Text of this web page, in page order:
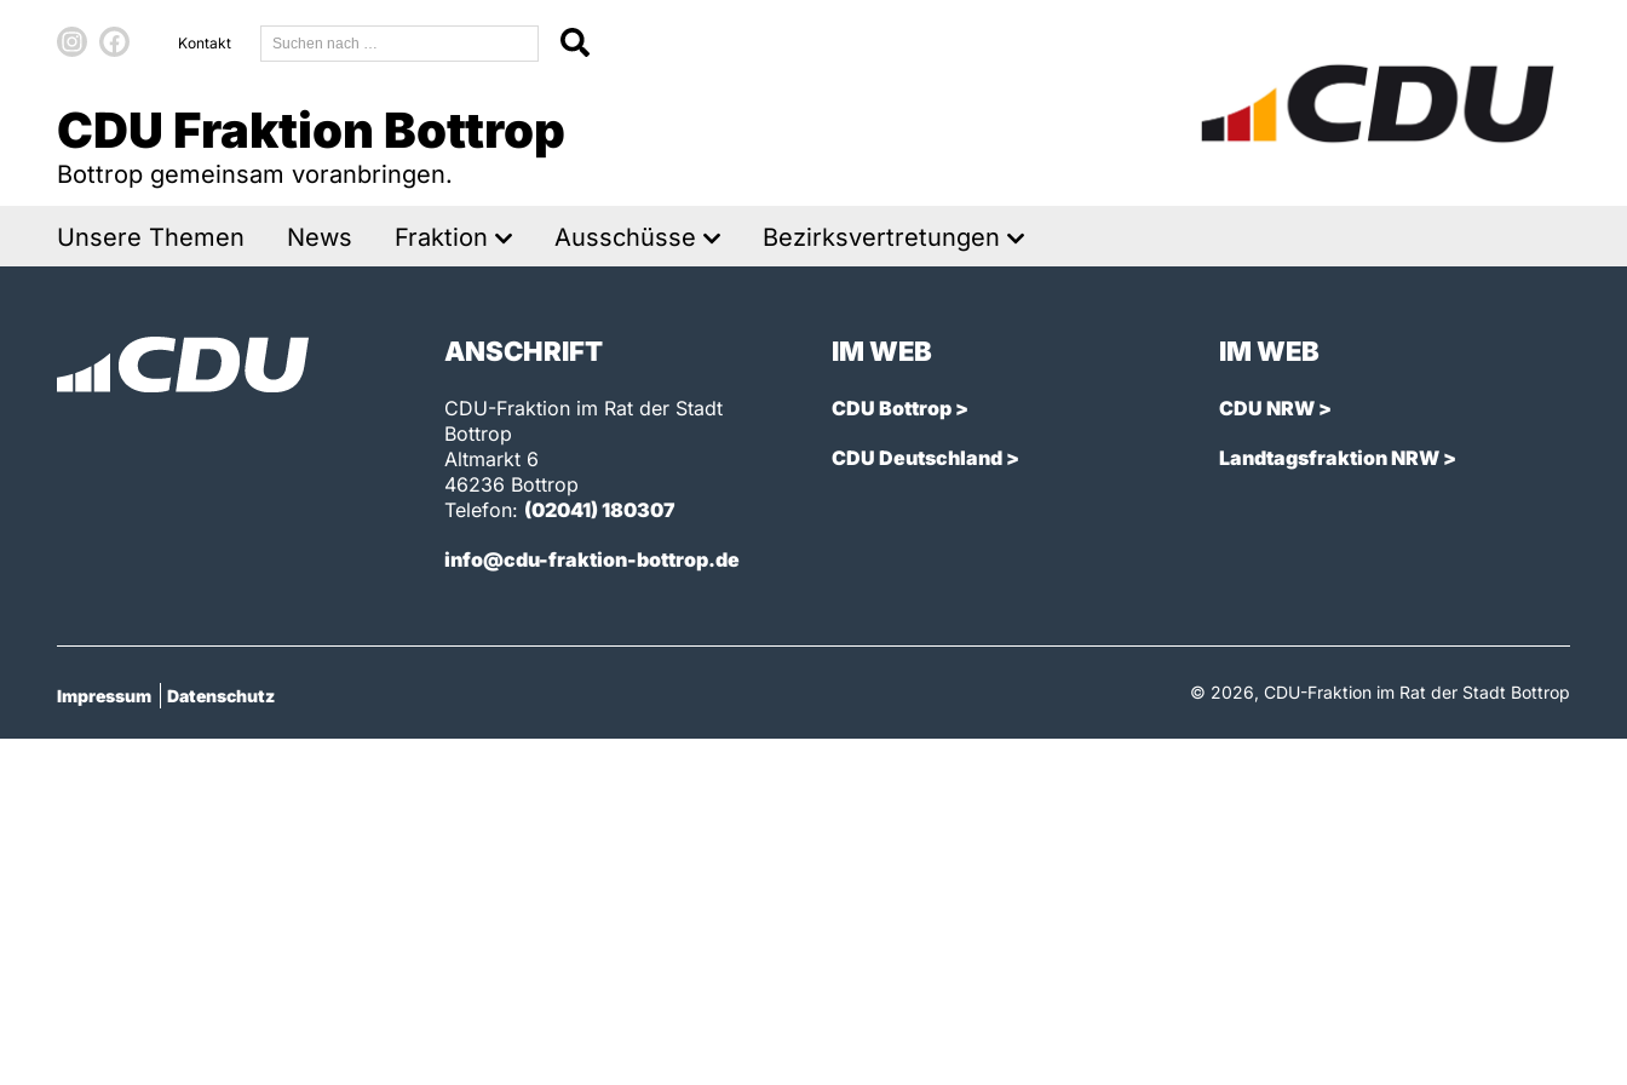
Kontakt
CDU Fraktion Bottrop
Bottrop gemeinsam voranbringen.
Unsere Themen News Fraktion Ausschüsse Bezirksvertretungen
ANSCHRIFT
CDU-Fraktion im Rat der Stadt
Bottrop
Altmarkt 6
46236 Bottrop
Telefon: (02041) 180307
info@cdu-fraktion-bottrop.de
IM WEB
CDU Bottrop >
CDU Deutschland >
IM WEB
CDU NRW >
Landtagsfraktion NRW >
Impressum Datenschutz © 2026, CDU-Fraktion im Rat der Stadt Bottrop